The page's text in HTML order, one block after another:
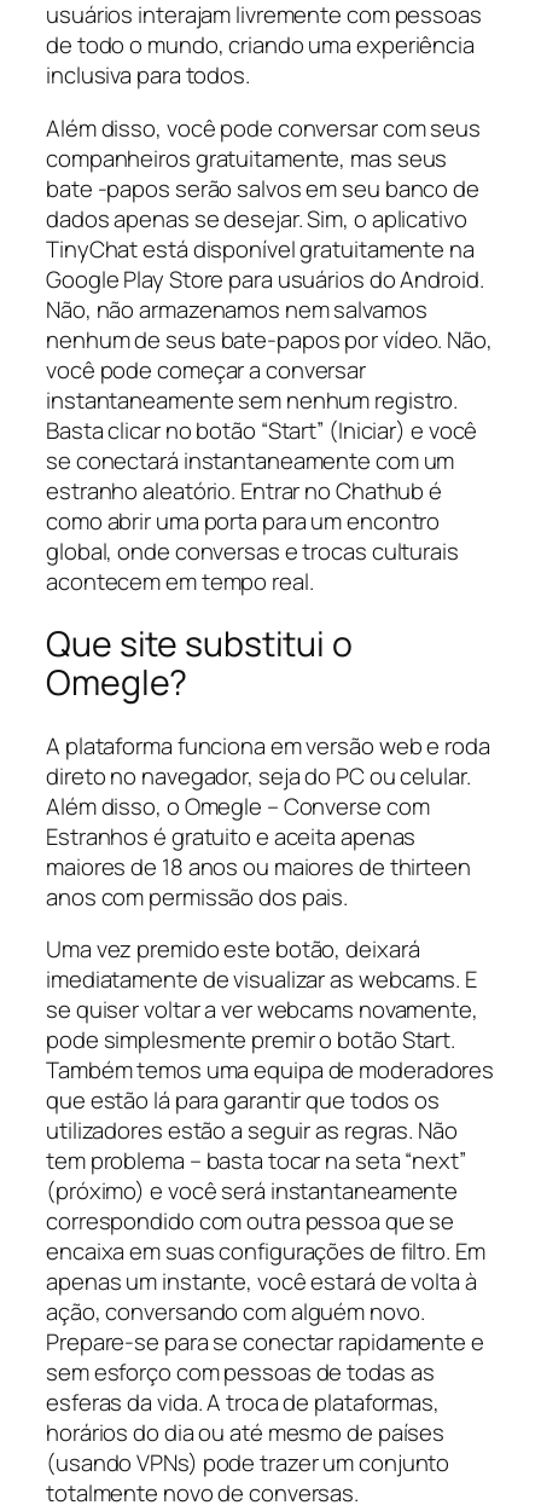
usuários interajam livremente com pessoas
de todo o mundo, criando uma experiência
inclusiva para todos.
Além disso, você pode conversar com seus
companheiros gratuitamente, mas seus
bate -papos serão salvos em seu banco de
dados apenas se desejar. Sim, o aplicativo
TinyChat está disponível gratuitamente na
Google Play Store para usuários do Android.
Não, não armazenamos nem salvamos
nenhum de seus bate-papos por vídeo. Não,
você pode começar a conversar
instantaneamente sem nenhum registro.
Basta clicar no botão “Start” (Iniciar) e você
se conectará instantaneamente com um
estranho aleatório. Entrar no Chathub é
como abrir uma porta para um encontro
global, onde conversas e trocas culturais
acontecem em tempo real.
Que site substitui o
Omegle?
A plataforma funciona em versão web e roda
direto no navegador, seja do PC ou celular.
Além disso, o Omegle – Converse com
Estranhos é gratuito e aceita apenas
maiores de 18 anos ou maiores de thirteen
anos com permissão dos pais.
Uma vez premido este botão, deixará
imediatamente de visualizar as webcams. E
se quiser voltar a ver webcams novamente,
pode simplesmente premir o botão Start.
Também temos uma equipa de moderadores
que estão lá para garantir que todos os
utilizadores estão a seguir as regras. Não
tem problema – basta tocar na seta “next”
(próximo) e você será instantaneamente
correspondido com outra pessoa que se
encaixa em suas configurações de filtro. Em
apenas um instante, você estará de volta à
ação, conversando com alguém novo.
Prepare-se para se conectar rapidamente e
sem esforço com pessoas de todas as
esferas da vida. A troca de plataformas,
horários do dia ou até mesmo de países
(usando VPNs) pode trazer um conjunto
totalmente novo de conversas.